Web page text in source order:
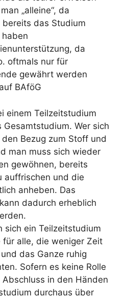
„alleine“, da
das Studium
da
oftmals nur für
gewährt werden
BAföG
einem Teilzeitstudium
Wer sich
Bezug zum Stoff und
man muss sich wieder
gewöhnen, bereits
auffrischen und die
anheben. Das
dadurch erheblich
sich ein Teilzeitstudium
für alle, die weniger Zeit
das Ganze ruhig
Sofern es keine Rolle
in den Händen
durchaus über